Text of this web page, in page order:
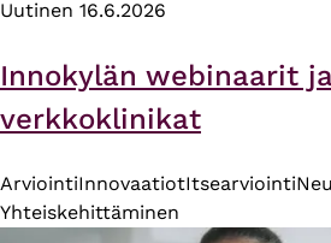
Uutinen 16.6.2026
Innokylän webinaarit
verkkoklinikat
ArviointiInnovaatiotItsearviointi
Yhteiskehittäminen